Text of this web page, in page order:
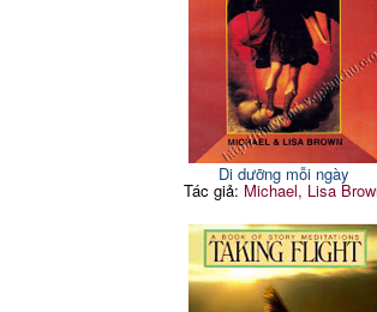
Di dưỡng mỗi ngày
Tác giả: Michael, Lisa